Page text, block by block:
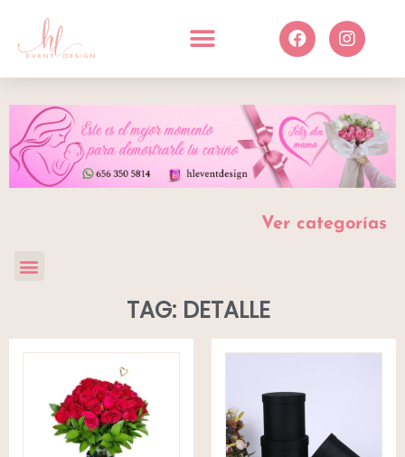
Ver categorías
TAG: DETALLE